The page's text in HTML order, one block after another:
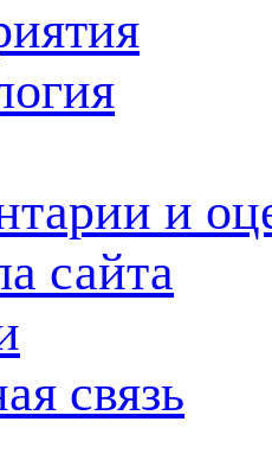
и
сайта
связь